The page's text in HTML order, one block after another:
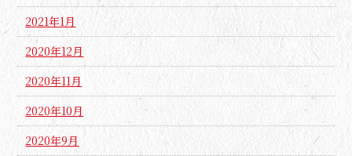
2021年1月
2020年12月
2020年11月
2020年10月
2020年9月